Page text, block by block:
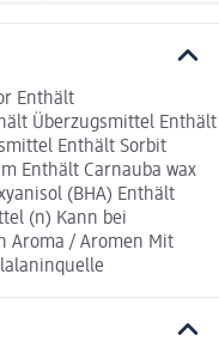
Enthält
Überzugsmittel Enthält
Enthält Sorbit
Enthält Carnauba wax
(BHA) Enthält
(n) Kann bei
Aroma / Aromen Mit